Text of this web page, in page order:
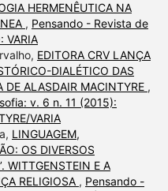
HERMENÊUTICA NA
, Pensando - Revista de
VARIA
EDITORA CRV LANÇA
DIALÉTICO DAS
DE ALASDAIR MACINTYRE ,
v. 6 n. 11 (2015):
VARIA
LINGUAGEM,
OS DIVERSOS
WITTGENSTEIN E A
RELIGIOSA , Pensando -